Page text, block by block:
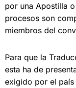
por una Apostilla
procesos son
miembros del
Para que la
esta ha de
exigido por el país